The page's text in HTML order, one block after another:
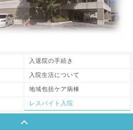
入退院の手続き
入院生活について
地域包括ケア病棟
レスパイト入院